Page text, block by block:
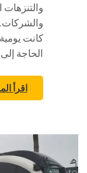
والتنزهات
كانت
الحاجة
اقرأ